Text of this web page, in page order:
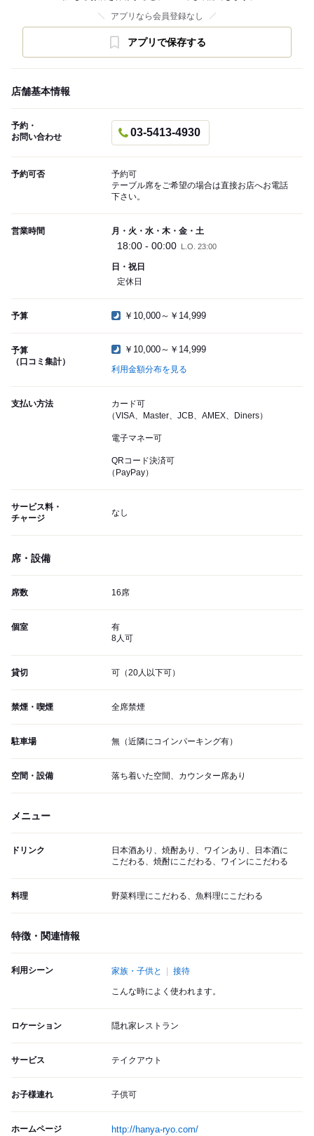
アプリなら会員登録なし
アプリで保存する
店舗基本情報
予約・
お問い合わせ
03-5413-4930
予約可否
予約可
テーブル席をご希望の場合は直接お店へお電話
下さい。
営業時間 月・火・水・木・金・土
18:00 - 00:00 L.O. 23:00
日・祝日
定休日
予算 ￥10,000～￥14,999
予算
（口コミ集計）
￥10,000～￥14,999
利用金額分布を見る
支払い方法
カード可
（VISA、Master、JCB、AMEX、Diners）
電子マネー可
QRコード決済可
（PayPay）
サービス料・
チャージ
なし
席・設備
席数 16席
個室
有
8人可
貸切 可（20人以下可）
禁煙・喫煙 全席禁煙
駐車場 無（近隣にコインパーキング有）
空間・設備 落ち着いた空間、カウンター席あり
メニュー
ドリンク
日本酒あり、焼酎あり、ワインあり、日本酒に
こだわる、焼酎にこだわる、ワインにこだわる
料理 野菜料理にこだわる、魚料理にこだわる
特徴・関連情報
利用シーン 家族・子供と 接待
こんな時によく使われます。
ロケーション 隠れ家レストラン
サービス テイクアウト
お子様連れ 子供可
ホームページ http://hanya-ryo.com/